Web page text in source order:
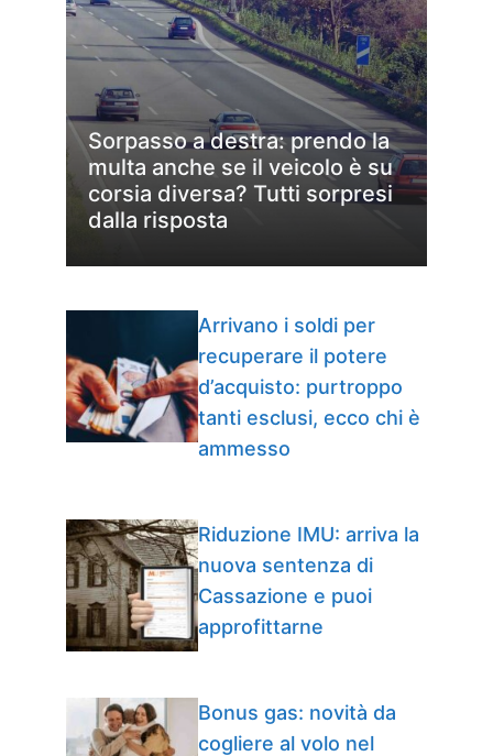
Sorpasso a destra: prendo la
multa anche se il veicolo è su
corsia diversa? Tutti sorpresi
dalla risposta
Arrivano i soldi per
recuperare il potere
d’acquisto: purtroppo
tanti esclusi, ecco chi è
ammesso
Riduzione IMU: arriva la
nuova sentenza di
Cassazione e puoi
approfittarne
Bonus gas: novità da
cogliere al volo nel